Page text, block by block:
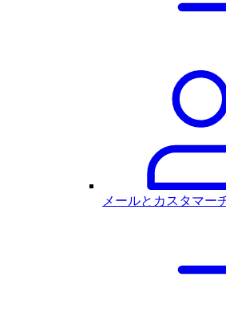
メールとカスタマー